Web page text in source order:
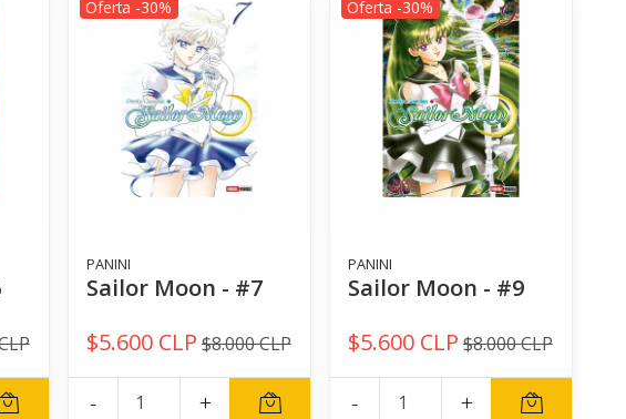
Oferta -30%
PANINI
Sailor Moon - #7
$5.600 CLP $8.000 CLP
- +
Oferta -30%
PANINI
Sailor Moon - #9
$5.600 CLP $8.000 CLP
- +